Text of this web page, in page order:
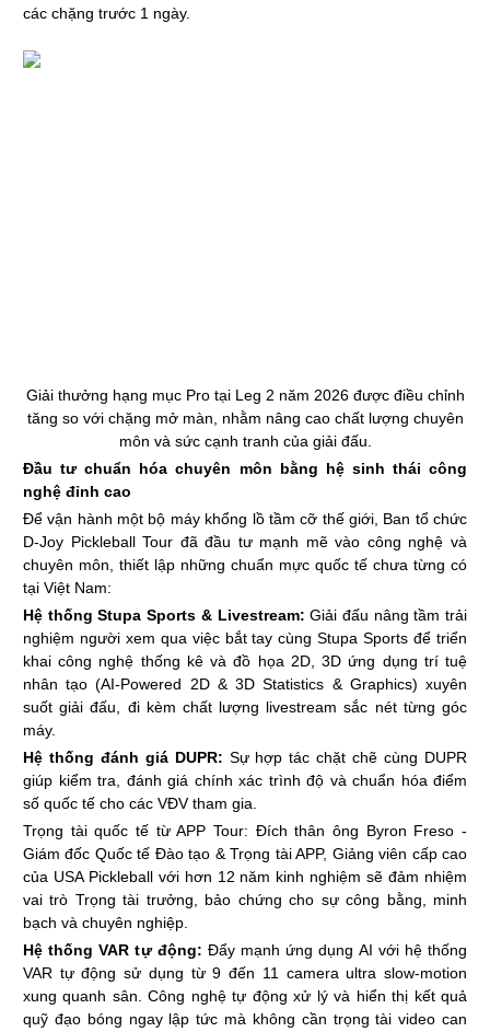
các chặng trước 1 ngày.
Giải thưởng hạng mục Pro tại Leg 2 năm 2026 được điều chỉnh
tăng so với chặng mở màn, nhằm nâng cao chất lượng chuyên
môn và sức cạnh tranh của giải đấu.
Đầu tư chuẩn hóa chuyên môn bằng hệ sinh thái công
nghệ đỉnh cao
Để vận hành một bộ máy khổng lồ tầm cỡ thế giới, Ban tổ chức
D-Joy Pickleball Tour đã đầu tư mạnh mẽ vào công nghệ và
chuyên môn, thiết lập những chuẩn mực quốc tế chưa từng có
tại Việt Nam:
Hệ thống Stupa Sports & Livestream: Giải đấu nâng tầm trải
nghiệm người xem qua việc bắt tay cùng Stupa Sports để triển
khai công nghệ thống kê và đồ họa 2D, 3D ứng dụng trí tuệ
nhân tạo (AI-Powered 2D & 3D Statistics & Graphics) xuyên
suốt giải đấu, đi kèm chất lượng livestream sắc nét từng góc
máy.
Hệ thống đánh giá DUPR: Sự hợp tác chặt chẽ cùng DUPR
giúp kiểm tra, đánh giá chính xác trình độ và chuẩn hóa điểm
số quốc tế cho các VĐV tham gia.
Trọng tài quốc tế từ APP Tour: Đích thân ông Byron Freso -
Giám đốc Quốc tế Đào tạo & Trọng tài APP, Giảng viên cấp cao
của USA Pickleball với hơn 12 năm kinh nghiệm sẽ đảm nhiệm
vai trò Trọng tài trưởng, bảo chứng cho sự công bằng, minh
bạch và chuyên nghiệp.
Hệ thống VAR tự động: Đẩy mạnh ứng dụng AI với hệ thống
VAR tự động sử dụng từ 9 đến 11 camera ultra slow-motion
xung quanh sân. Công nghệ tự động xử lý và hiển thị kết quả
quỹ đạo bóng ngay lập tức mà không cần trọng tài video can